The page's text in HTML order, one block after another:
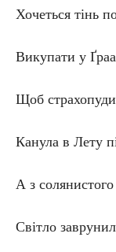
Хочеться тінь
Викупати у
Щоб
Канула в Лету
А з
Світло